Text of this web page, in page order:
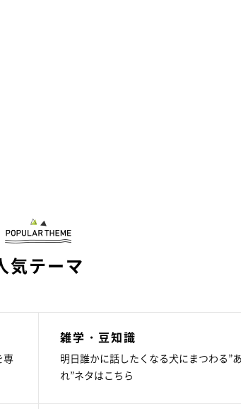
気テーマ
専
雑学・豆知識
明日誰かに話したくなる犬にまつわる”
れ”ネタはこちら